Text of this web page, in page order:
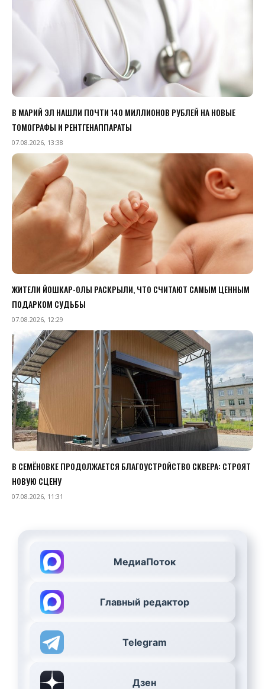
В МАРИЙ ЭЛ НАШЛИ ПОЧТИ 140 МИЛЛИОНОВ РУБЛЕЙ НА НОВЫЕ
ТОМОГРАФЫ И РЕНТГЕНАППАРАТЫ
07.08.2026, 13:38
ЖИТЕЛИ ЙОШКАР-ОЛЫ РАСКРЫЛИ, ЧТО СЧИТАЮТ САМЫМ ЦЕННЫМ
ПОДАРКОМ СУДЬБЫ
07.08.2026, 12:29
В СЕМЁНОВКЕ ПРОДОЛЖАЕТСЯ БЛАГОУСТРОЙСТВО СКВЕРА: СТРОЯТ
НОВУЮ СЦЕНУ
07.08.2026, 11:31
МедиаПоток
Главный редактор
Telegram
Дзен